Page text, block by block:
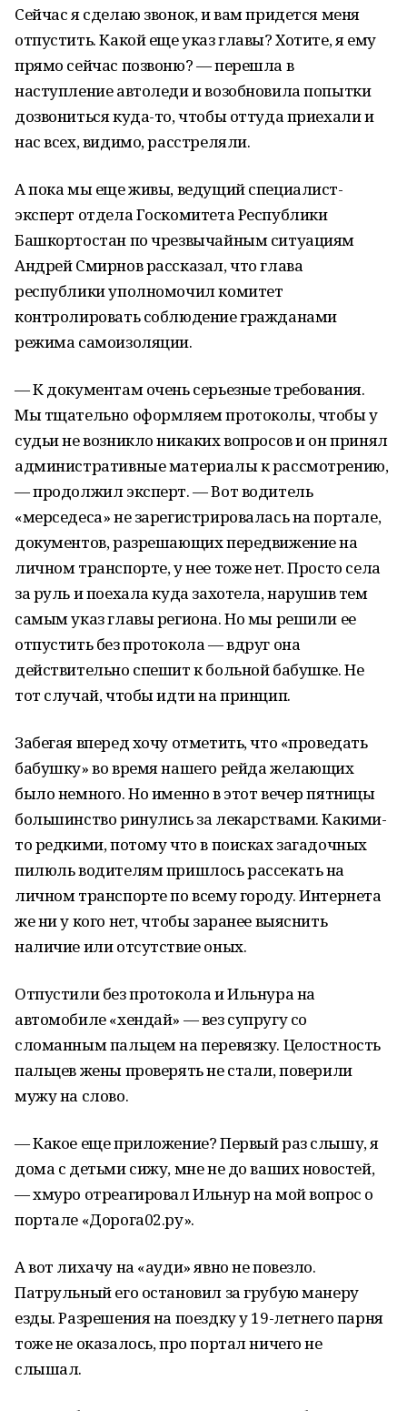
Сейчас я сделаю звонок, и вам придется меня
отпустить. Какой еще указ главы? Хотите, я ему
прямо сейчас позвоню? — перешла в
наступление автоледи и возобновила попытки
дозвониться куда-то, чтобы оттуда приехали и
нас всех, видимо, расстреляли.
А пока мы еще живы, ведущий специалист-
эксперт отдела Госкомитета Республики
Башкортостан по чрезвычайным ситуациям
Андрей Смирнов рассказал, что глава
республики уполномочил комитет
контролировать соблюдение гражданами
режима самоизоляции.
— К документам очень серьезные требования.
Мы тщательно оформляем протоколы, чтобы у
судьи не возникло никаких вопросов и он принял
административные материалы к рассмотрению,
— продолжил эксперт. — Вот водитель
«мерседеса» не зарегистрировалась на портале,
документов, разрешающих передвижение на
личном транспорте, у нее тоже нет. Просто села
за руль и поехала куда захотела, нарушив тем
самым указ главы региона. Но мы решили ее
отпустить без протокола — вдруг она
действительно спешит к больной бабушке. Не
тот случай, чтобы идти на принцип.
Забегая вперед хочу отметить, что «проведать
бабушку» во время нашего рейда желающих
было немного. Но именно в этот вечер пятницы
большинство ринулись за лекарствами. Какими-
то редкими, потому что в поисках загадочных
пилюль водителям пришлось рассекать на
личном транспорте по всему городу. Интернета
же ни у кого нет, чтобы заранее выяснить
наличие или отсутствие оных.
Отпустили без протокола и Ильнура на
автомобиле «хендай» — вез супругу со
сломанным пальцем на перевязку. Целостность
пальцев жены проверять не стали, поверили
мужу на слово.
— Какое еще приложение? Первый раз слышу, я
дома с детьми сижу, мне не до ваших новостей,
— хмуро отреагировал Ильнур на мой вопрос о
портале «Дорога02.ру».
А вот лихачу на «ауди» явно не повезло.
Патрульный его остановил за грубую манеру
езды. Разрешения на поездку у 19-летнего парня
тоже не оказалось, про портал ничего не
слышал.